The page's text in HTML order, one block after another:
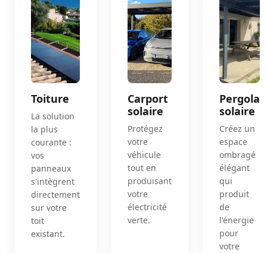
Toiture
La solution
la plus
courante :
vos
panneaux
s'intègrent
directement
sur votre
toit
existant.
Carport
solaire
Protégez
votre
véhicule
tout en
produisant
votre
électricité
verte.
Pergola
solaire
Créez un
espace
ombragé
élégant
qui
produit
de
l'énergie
pour
votre